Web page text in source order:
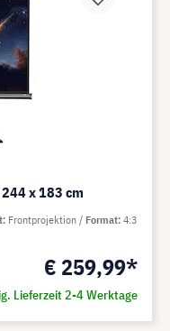
x 183 cm
€ 259,99*
Lieferzeit 2-4 Werktage
Frontprojektion Format 4:3